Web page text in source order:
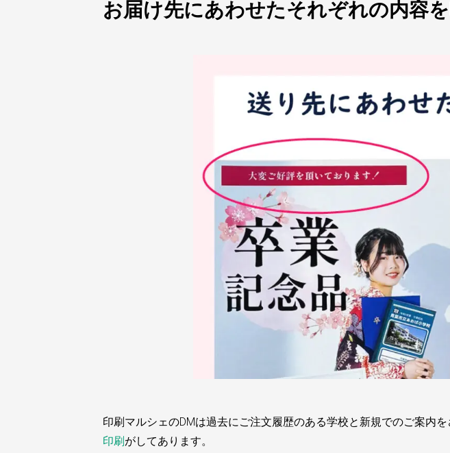
お届け先にあわせたそれぞれの内容
印刷マルシェのDMは過去にご注文履歴のある学校と新規でのご案内
印刷 がしてあります。